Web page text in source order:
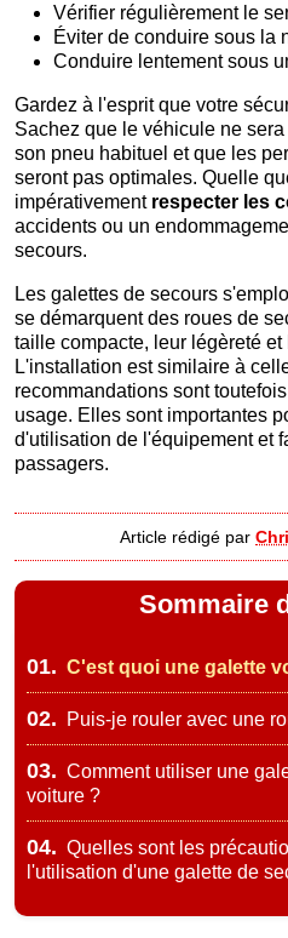
Vérifier régulièrement le
Éviter de conduire sous la
Conduire lentement sous
Gardez à l'esprit que votre
Sachez que le véhicule ne
son pneu habituel et que les
seront pas optimales. Quelle
impérativement respecter les
accidents ou un
secours.
Les galettes de secours
se démarquent des roues de
taille compacte, leur légèreté et
L'installation est similaire à
recommandations sont
usage. Elles sont importantes
d'utilisation de l'équipement et
passagers.
Article rédigé par
Sommaire
01. C'est quoi une galette
02. Puis-je rouler avec une
03. Comment utiliser une
voiture ?
04. Quelles sont les
l'utilisation d'une galette de